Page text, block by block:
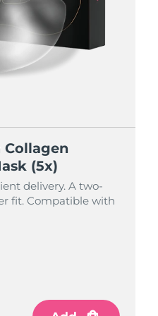
Collagen
(5x)
delivery. A two-
fit. Compatible with
Livraison estimée
Livraison estimée
Livraison estimée
Livraison estimée 8/12/26